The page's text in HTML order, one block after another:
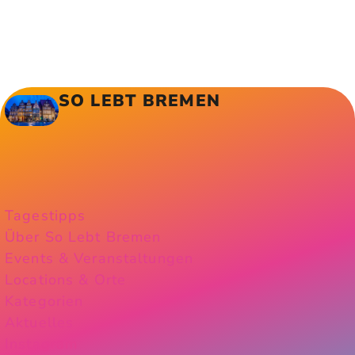
SO LEBT BREMEN
Tagestipps
Über So Lebt Bremen
Events & Veranstaltungen
Locations & Orte
Kategorien
Aktuelles